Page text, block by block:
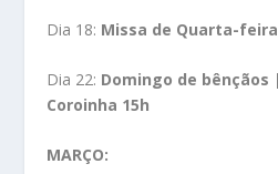
Dia 18: Missa de Quarta-
Dia 22: Domingo de bênçãos
Coroinha 15h
MARÇO: